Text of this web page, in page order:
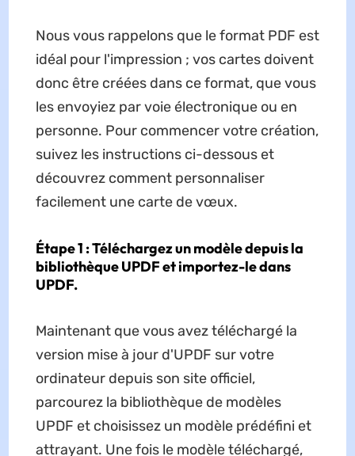
Nous vous rappelons que le format PDF est
idéal pour l'impression ; vos cartes doivent
donc être créées dans ce format, que vous
les envoyiez par voie électronique ou en
personne. Pour commencer votre création,
suivez les instructions ci-dessous et
découvrez comment personnaliser
facilement une carte de vœux.
Étape 1 : Téléchargez un modèle depuis la
bibliothèque UPDF et importez-le dans
UPDF.
Maintenant que vous avez téléchargé la
version mise à jour d'UPDF sur votre
ordinateur depuis son site officiel,
parcourez la bibliothèque de modèles
UPDF et choisissez un modèle prédéfini et
attrayant. Une fois le modèle téléchargé,